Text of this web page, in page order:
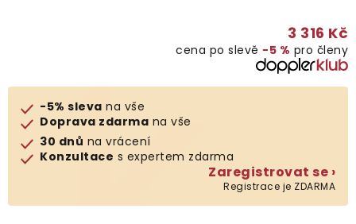
Prodávané značky
Klub výhod
Naše katalogy
3 316 Kč
cena po slevě −5 % pro členy
-5% sleva na vše
Doprava zdarma na vše
30 dnů na vrácení
Konzultace s expertem zdarma
Zaregistrovat se ›
Registrace je ZDARMA